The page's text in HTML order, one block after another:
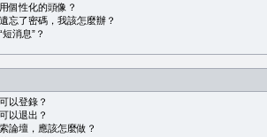
個性化的頭像？
忘了密碼，我該怎麼辦？
消息”？
以登錄？
以退出？
論壇，應該怎麼做？